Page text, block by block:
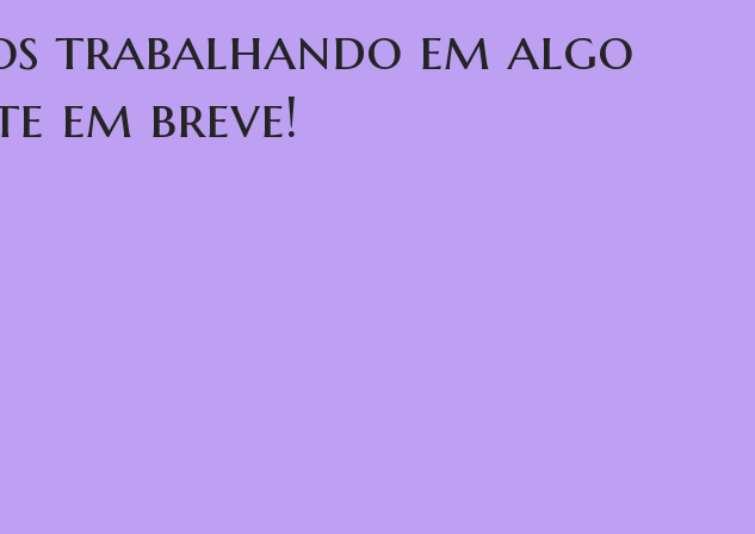
trabalhando em algo
em breve!